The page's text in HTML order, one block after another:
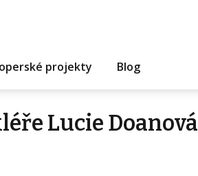
projekty Blog
Lucie Doanová